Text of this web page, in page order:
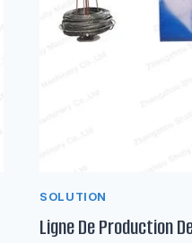
SOLUTION
Ligne De Production